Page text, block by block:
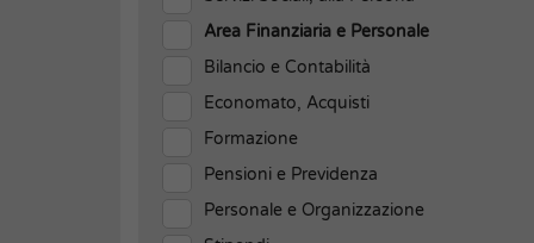
Area Finanziaria e Personale
Bilancio e Contabilità
Economato, Acquisti
Formazione
Pensioni e Previdenza
Personale e Organizzazione